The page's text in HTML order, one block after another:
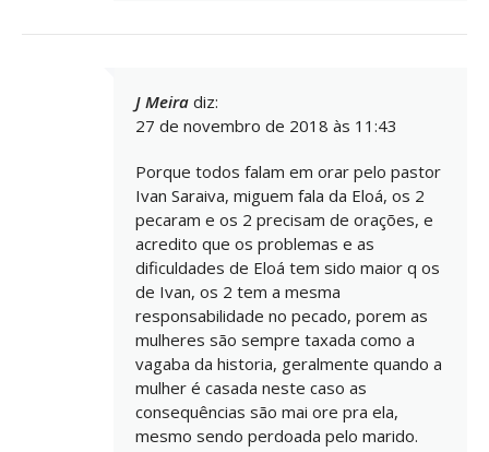
J Meira diz:
27 de novembro de 2018 às 11:43
Porque todos falam em orar pelo pastor
Ivan Saraiva, miguem fala da Eloá, os 2
pecaram e os 2 precisam de orações, e
acredito que os problemas e as
dificuldades de Eloá tem sido maior q os
de Ivan, os 2 tem a mesma
responsabilidade no pecado, porem as
mulheres são sempre taxada como a
vagaba da historia, geralmente quando a
mulher é casada neste caso as
consequências são mai ore pra ela,
mesmo sendo perdoada pelo marido.